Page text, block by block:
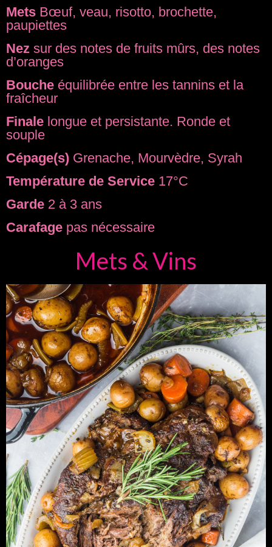
Mets Bœuf, veau, risotto, brochette,
paupiettes
Nez sur des notes de fruits mûrs, des notes
d’oranges
Bouche équilibrée entre les tannins et la
fraîcheur
Finale longue et persistante. Ronde et
souple
Cépage(s) Grenache, Mourvèdre, Syrah
Température de Service 17°C
Garde 2 à 3 ans
Carafage pas nécessaire
Mets & Vins